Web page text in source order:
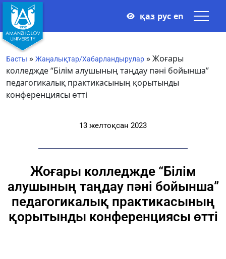
қаз рус en
Басты » Жаңалықтар/Хабарландырулар »Жоғары
колледжде “Білім алушының таңдау пәні бойынша”
педагогикалық практикасының қорытынды
конференциясы өтті
13 желтоқсан 2023
Жоғары колледжде “Білім
алушының таңдау пәні бойынша”
педагогикалық практикасының
қорытынды конференциясы өтті